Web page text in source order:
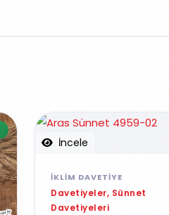
İncele
İKLIM DAVETIYE
Davetiyeler, Sünnet
Davetiyeleri